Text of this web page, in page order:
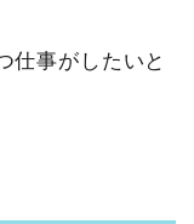
仕事がしたいと